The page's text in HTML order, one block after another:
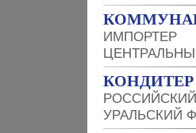
ИМПОРТЕР
УРАЛЬСКИЙ